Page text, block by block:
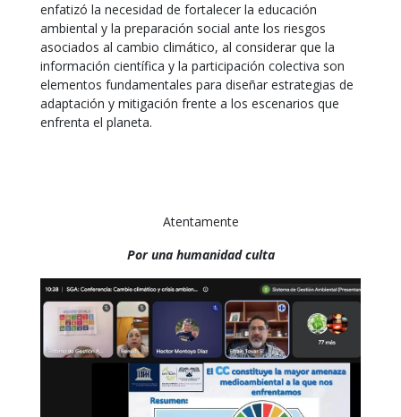
enfatizó la necesidad de fortalecer la educación
ambiental y la preparación social ante los riesgos
asociados al cambio climático, al considerar que la
información científica y la participación colectiva son
elementos fundamentales para diseñar estrategias de
adaptación y mitigación frente a los escenarios que
enfrenta el planeta.
Atentamente
Por una humanidad culta